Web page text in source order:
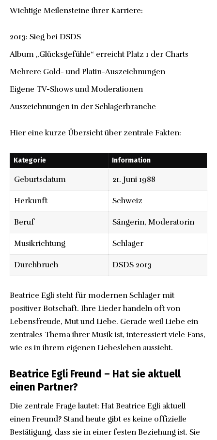
Wichtige Meilensteine ihrer Karriere:
2013: Sieg bei DSDS
Album „Glücksgefühle“ erreicht Platz 1 der Charts
Mehrere Gold- und Platin-Auszeichnungen
Eigene TV-Shows und Moderationen
Auszeichnungen in der Schlagerbranche
Hier eine kurze Übersicht über zentrale Fakten:
Kategorie Information
Geburtsdatum 21. Juni 1988
Herkunft Schweiz
Beruf Sängerin, Moderatorin
Musikrichtung Schlager
Durchbruch DSDS 2013
Beatrice Egli steht für modernen Schlager mit
positiver Botschaft. Ihre Lieder handeln oft von
Lebensfreude, Mut und Liebe. Gerade weil Liebe ein
zentrales Thema ihrer Musik ist, interessiert viele Fans,
wie es in ihrem eigenen Liebesleben aussieht.
Beatrice Egli Freund – Hat sie aktuell
einen Partner?
Die zentrale Frage lautet: Hat Beatrice Egli aktuell
einen Freund? Stand heute gibt es keine offizielle
Bestätigung, dass sie in einer festen Beziehung ist. Sie